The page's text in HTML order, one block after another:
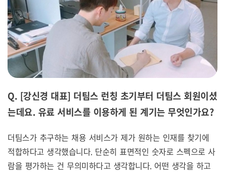
Q. [강신경 대표] 더팀스 런칭 초기부터 더팀스 회원이셨
는데요. 유료 서비스를 이용하게 된 계기는 무엇인가요?
더팀스가 추구하는 채용 서비스가 제가 원하는 인재를 찾기에
적합하다고 생각했습니다. 단순히 표면적인 숫자로 스펙으로 사
람을 평가하는 건 무의미하다고 생각합니다. 어떤 생각을 하고